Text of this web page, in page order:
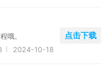
哦。
2024-10-18
点击下载